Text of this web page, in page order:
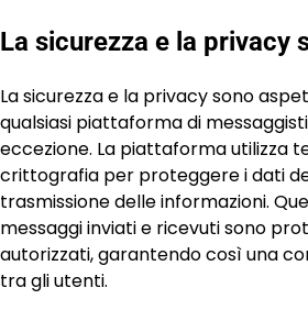
La sicurezza e la privacy
La sicurezza e la privacy sono
qualsiasi piattaforma di
eccezione. La piattaforma utilizza
crittografia per proteggere i dati
trasmissione delle informazioni.
messaggi inviati e ricevuti sono
autorizzati, garantendo così una
tra gli utenti.